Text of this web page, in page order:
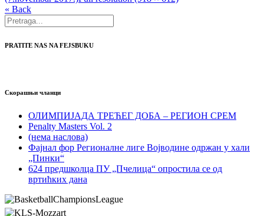
« Back
PRATITE NAS NA FEJSBUKU
Скорашњи чланци
ОЛИМПИЈАДА ТРЕЋЕГ ДОБА – РЕГИОН СРЕМ
Penalty Masters Vol. 2
(нема наслова)
Фајнал фор Регионалне лиге Војводине одржан у хали
„Пинки“
624 предшколца ПУ „Пчелица“ опростила се од
вртићких дана